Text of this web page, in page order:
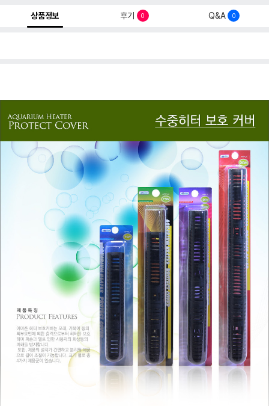
상품정보 후기 0 Q&A 0